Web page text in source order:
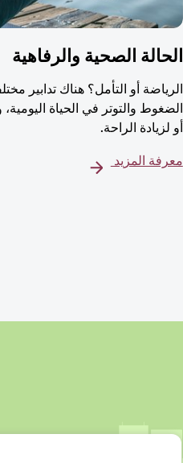
الحالة الصحية والرفاهية
الرياضة أو التأمل؟ هناك تدابير
الضغوط والتوتر في الحياة اليومية،
أو لزيادة الراحة.
معرفة المزيد